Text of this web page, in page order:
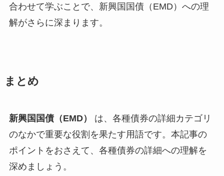
合わせて学ぶことで、新興国国債（EMD）への理
解がさらに深まります。
まとめ
新興国国債（EMD）
は、各種債券の詳細カテゴリ
のなかで重要な役割を果たす用語です。本記事の
ポイントをおさえて、各種債券の詳細への理解を
深めましょう。